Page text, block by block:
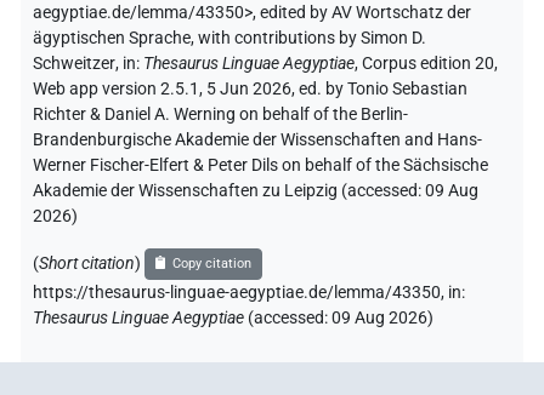
aegyptiae.de/lemma/43350>,edited by AV Wortschatz der
ägyptischen Sprache,with contributions bySimon D.
Schweitzer, in: Thesaurus Linguae Aegyptiae,Corpus edition 20,
Web app version 2.5.1, 5 Jun 2026, ed. by Tonio Sebastian
Richter & Daniel A. Werning on behalf of the Berlin-
Brandenburgische Akademie der Wissenschaften and Hans-
Werner Fischer-Elfert & Peter Dils on behalf of the Sächsische
Akademie der Wissenschaften zu Leipzig (accessed:09 Aug
2026)
(Short citation) Copy citation
https://thesaurus-linguae-aegyptiae.de/lemma/43350, in:
Thesaurus Linguae Aegyptiae (accessed:09 Aug 2026)